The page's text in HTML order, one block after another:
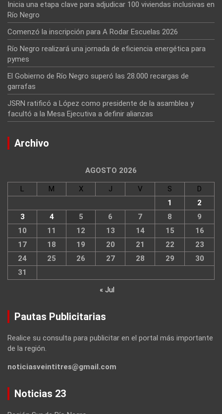
Inicia una etapa clave para adjudicar 100 viviendas inclusivas en
Río Negro
Comenzó la inscripción para A Rodar Escuelas 2026
Río Negro realizará una jornada de eficiencia energética para
pymes
El Gobierno de Río Negro superó las 28.000 recargas de
garrafas
JSRN ratificó a López como presidente de la asamblea y
facultó a la Mesa Ejecutiva a definir alianzas
Archivo
AGOSTO 2026
L M X J V S
D
1
2
3
4 5 6 7 8
9
10
11 12 13 14 15
16
17
18 19 20 21 22
23
24
25 26 27 28 29
30
31
« Jul
Pautas Publicitarias
Realice su consulta para publicitar en el portal más importante
de la región.
noticiasveintitres@gmail.com
Noticias 23